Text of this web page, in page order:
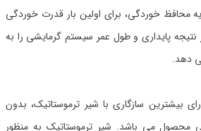
محافظ خوردگی، برای اولین بار قدرت خوردگی
پایداری و طول عمر سیستم گرمایشی را به
دهد.
بیشترین سازگاری با شیر ترموستاتیک، بدون
محصول می باشد. شیر ترموستاتیک به منظور